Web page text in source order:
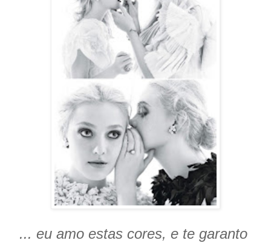
... eu amo estas cores, e te garanto